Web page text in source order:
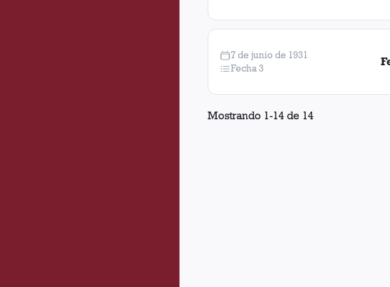
7 de junio de 1931
Fecha 3
Mostrando 1-14 de 14